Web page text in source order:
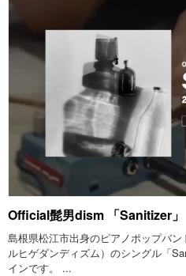
Official髭男dism 「Sanitizer」
島根県松江市出身のピアノポップバ
ルヒゲダンディズム）のシングル「
インです。 ...